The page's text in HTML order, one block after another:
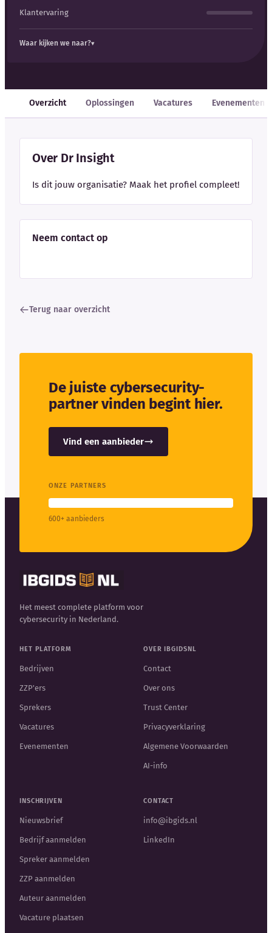
Klantervaring
Waar kijken we naar?
Overzicht Oplossingen Vacatures Evenementen
Over Dr Insight
Is dit jouw organisatie? Maak het profiel compleet!
Neem contact op
Terug naar overzicht
De juiste cybersecurity-
partner vinden begint hier.
Vind een aanbieder
ONZE PARTNERS
600+ aanbieders
Het meest complete platform voor
cybersecurity in Nederland.
HET PLATFORM
Bedrijven
ZZP'ers
Sprekers
Vacatures
Evenementen
OVER IBGIDSNL
Contact
Over ons
Trust Center
Privacyverklaring
Algemene Voorwaarden
AI-info
INSCHRIJVEN
Nieuwsbrief
Bedrijf aanmelden
Spreker aanmelden
ZZP aanmelden
Auteur aanmelden
Vacature plaatsen
CONTACT
info@ibgids.nl
LinkedIn